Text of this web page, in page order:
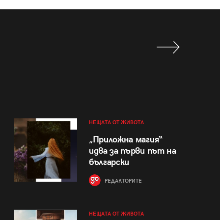
НЕЩАТА ОТ ЖИВОТА
„Приложна магия“
идва за първи път на
български
РЕДАКТОРИТЕ
НЕЩАТА ОТ ЖИВОТА